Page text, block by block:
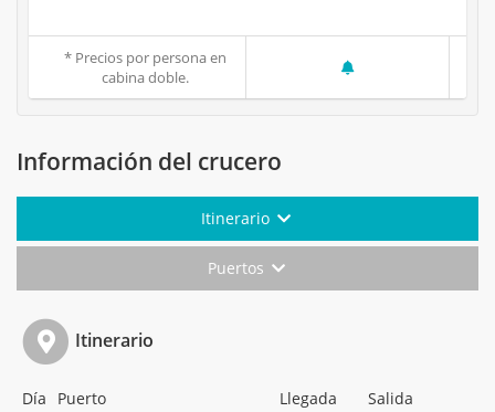
* Precios por persona en
cabina doble.
Información del crucero
Itinerario
Puertos
Itinerario
Día Puerto Llegada
Salida